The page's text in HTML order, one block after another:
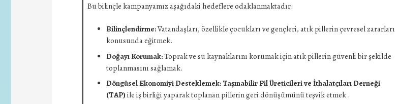
Bu bilinçle kampanyamız aşağıdaki hedeflere odaklanmaktadır:
Bilinçlendirme:Vatandaşları, özellikle çocukları ve gençleri, atık pillerin çevresel zararları
konusunda eğitmek.
Doğayı Korumak:Toprak ve su kaynaklarını korumak için atık pillerin güvenli bir şekilde
toplanmasını sağlamak.
Döngüsel Ekonomiyi Desteklemek: Taşınabilir Pil Üreticileri ve İthalatçıları Derneği
(TAP) ile iş birliği yaparak toplanan pillerin geri dönüşümünü teşvik etmek .